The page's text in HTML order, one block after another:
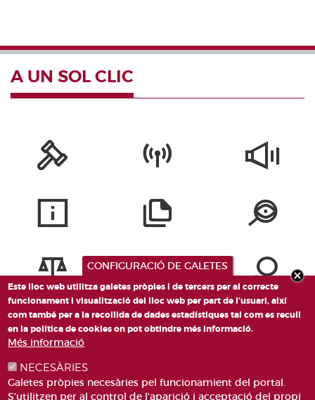
A UN SOL CLIC
CONFIGURACIÓ DE GALETES
Este lloc web utilitza galetes pròpies i de tercers per al correcte
funcionament i visualització del lloc web per part de l'usuari, així
com també per a la recollida de dades estadístiques tal com es recull
en la política de cookies on pot obtindre més informació.
Més informació
NECESÀRIES
Galetes pròpies necesàries pel funcionamient del portal.
S'utilitzen per al control de l'aparició i acceptació del propi